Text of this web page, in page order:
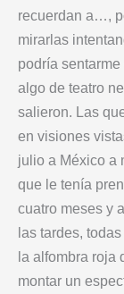
recuerdan a…,
mirarlas
podría
algo de teatro
salieron. Las
en visiones
julio a México a
que le tenía
cuatro meses y
las tardes,
la alfombra roja
montar un